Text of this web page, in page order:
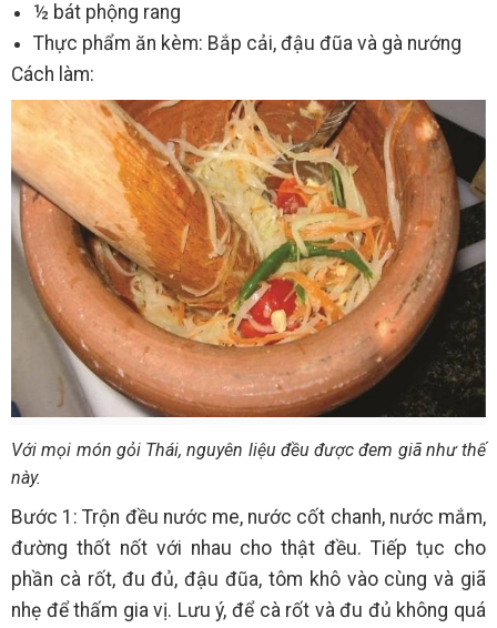
½ bát phộng rang
Thực phẩm ăn kèm: Bắp cải, đậu đũa và gà nướng
Cách làm:
Với mọi món gỏi Thái, nguyên liệu đều được đem giã như thế
này.
Bước 1: Trộn đều nước me, nước cốt chanh, nước mắm,
đường thốt nốt với nhau cho thật đều. Tiếp tục cho
phần cà rốt, đu đủ, đậu đũa, tôm khô vào cùng và giã
nhẹ để thấm gia vị. Lưu ý, để cà rốt và đu đủ không quá